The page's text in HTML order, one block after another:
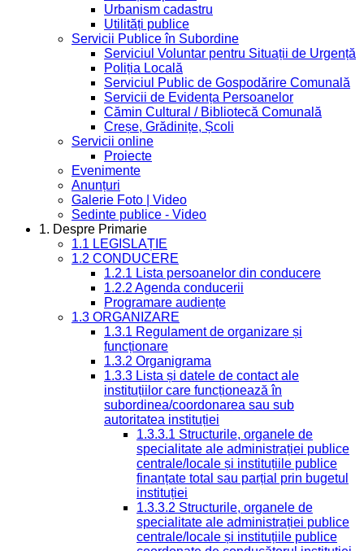
Urbanism cadastru
Utilități publice
Servicii Publice în Subordine
Serviciul Voluntar pentru Situații de Urgență
Poliția Locală
Serviciul Public de Gospodărire Comunală
Servicii de Evidența Persoanelor
Cămin Cultural / Bibliotecă Comunală
Creșe, Grădinițe, Școli
Servicii online
Proiecte
Evenimente
Anunțuri
Galerie Foto | Video
Sedinte publice - Video
1. Despre Primarie
1.1 LEGISLAȚIE
1.2 CONDUCERE
1.2.1 Lista persoanelor din conducere
1.2.2 Agenda conducerii
Programare audiențe
1.3 ORGANIZARE
1.3.1 Regulament de organizare și
funcționare
1.3.2 Organigrama
1.3.3 Lista și datele de contact ale
instituțiilor care funcționează în
subordinea/coordonarea sau sub
autoritatea instituției
1.3.3.1 Structurile, organele de
specialitate ale administrației publice
centrale/locale și instituțiile publice
finanțate total sau parțial prin bugetul
instituției
1.3.3.2 Structurile, organele de
specialitate ale administrației publice
centrale/locale și instituțiile publice